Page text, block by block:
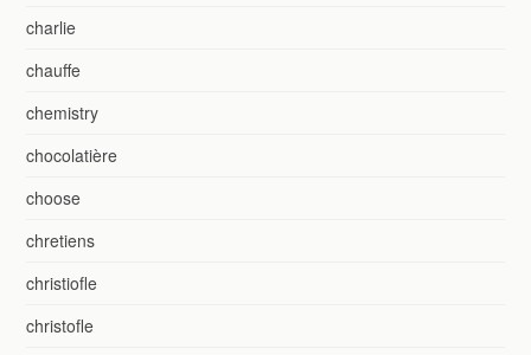
charlie
chauffe
chemistry
chocolatière
choose
chretiens
christiofle
christofle